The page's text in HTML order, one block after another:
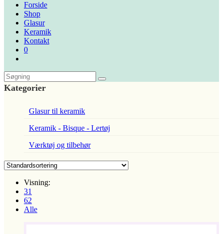
Forside
Shop
Glasur
Keramik
Kontakt
0
Kategorier
Glasur til keramik
Keramik - Bisque - Lertøj
Værktøj og tilbehør
Visning:
31
62
Alle